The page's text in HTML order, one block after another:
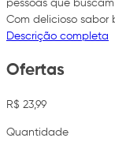
pessoas que
Com delicioso
Descrição completa
Ofertas
R$ 23,99
Quantidade